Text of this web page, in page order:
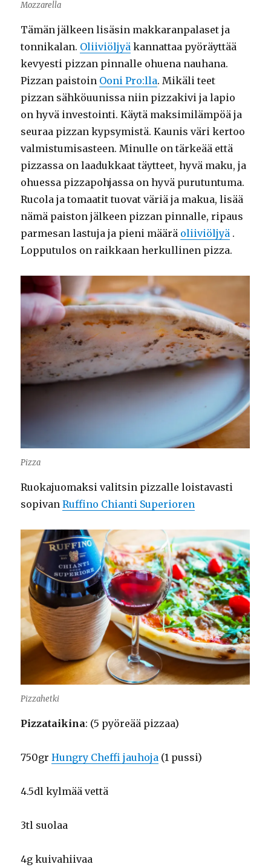
Mozzarella
Tämän jälkeen lisäsin makkaranpalaset ja
tonnikalan. Oliiviöljyä kannattaa pyöräyttää
kevyesti pizzan pinnalle ohuena nauhana.
Pizzan paistoin Ooni Pro:lla. Mikäli teet
pizzan sähköuunissa niin pizzakivi ja lapio
on hyvä investointi. Käytä maksimilämpöä ja
seuraa pizzan kypsymistä. Kaunis väri kertoo
valmistumisasteen. Minulle on tärkeää että
pizzassa on laadukkaat täytteet, hyvä maku, ja
ohuessa pizzapohjassa on hyvä purutuntuma.
Rucola ja tomaatit tuovat väriä ja makua, lisää
nämä paiston jälkeen pizzan pinnalle, ripaus
parmesan lastuja ja pieni määrä oliiviöljyä .
Lopputulos on raikkaan herkullinen pizza.
Pizza
Ruokajuomaksi valitsin pizzalle loistavasti
sopivanRuffino Chianti Superioren
Pizzahetki
Pizzataikina: (5 pyöreää pizzaa)
750grHungry Cheffi jauhoja (1 pussi)
4.5dl kylmää vettä
3tl suolaa
4g kuivahiivaa